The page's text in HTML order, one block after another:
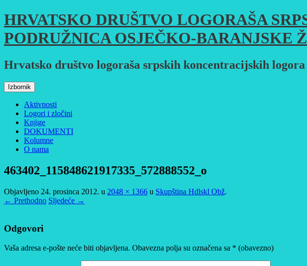
Skoči
do
sadržaja
HRVATSKO DRUŠTVO LOGORAŠA
PODRUŽNICA OSJEČKO-BARANJSKE
Hrvatsko društvo logoraša srpskih koncentracijskih
Izbornik
Aktivnosti
Logori i zločini
Knjige
DOKUMENTI
Kolumne
O nama
463402_115848621917335_572888552_o
Objavljeno 24. prosinca 2012. u 2048 × 1366 u Skupština Hdlskl Obž.
← Prethodno Sljedeće →
Odgovori
Vaša adresa e-pošte neće biti objavljena. Obavezna polja su označena sa * (obavezno)